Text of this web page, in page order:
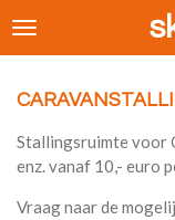
Ga
de
Stallingsruimte voor
enz. vanaf 10,- euro
Vraag naar de